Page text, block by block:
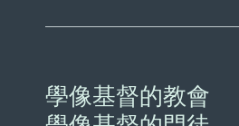
學像基督的教會